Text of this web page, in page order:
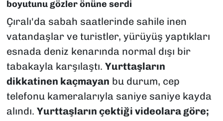
boyutunu gözler önüne serdi
Çıralı'da sabah saatlerinde sahile inen
vatandaşlar ve turistler, yürüyüş yaptıkları
esnada deniz kenarında normal dışı bir
tabakayla karşılaştı. Yurttaşların
dikkatinen kaçmayan bu durum, cep
telefonu kameralarıyla saniye saniye kayda
alındı. Yurttaşların çektiği videolara göre;